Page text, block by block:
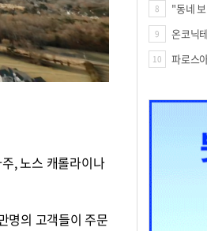
, 노스 캐롤라이나
명의 고객들이 주문
8
9
10